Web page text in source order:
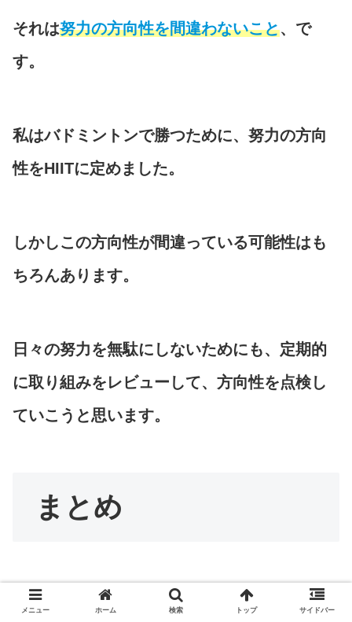
それは努力の方向性を間違わないこと、で
す。
私はバドミントンで勝つために、努力の方向
性をHIITに定めました。
しかしこの方向性が間違っている可能性はも
ちろんあります。
日々の努力を無駄にしないためにも、定期的
に取り組みをレビューして、方向性を点検し
ていこうと思います。
まとめ
メニュー ホーム 検索 トップ サイドバー